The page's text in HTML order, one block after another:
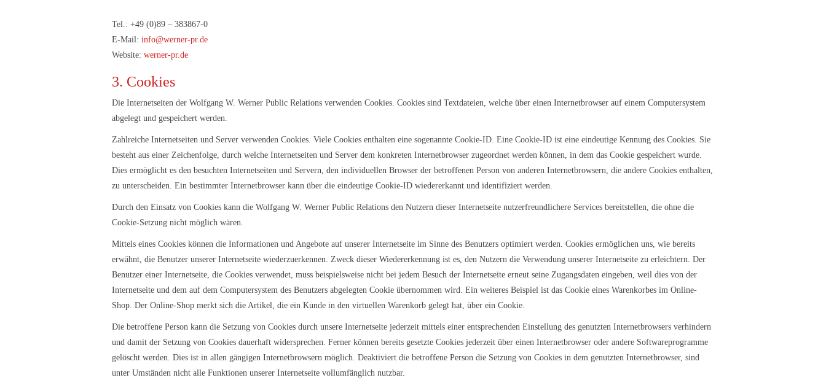
Tel.: +49 (0)89 – 383867-0
E-Mail: info@werner-pr.de
Website: werner-pr.de
3. Cookies
Die Internetseiten der Wolfgang W. Werner Public Relations verwenden Cookies. Cookies sind Textdateien, welche über einen Internetbrowser auf einem Computersystem
abgelegt und gespeichert werden.
Zahlreiche Internetseiten und Server verwenden Cookies. Viele Cookies enthalten eine sogenannte Cookie-ID. Eine Cookie-ID ist eine eindeutige Kennung des Cookies. Sie
besteht aus einer Zeichenfolge, durch welche Internetseiten und Server dem konkreten Internetbrowser zugeordnet werden können, in dem das Cookie gespeichert wurde.
Dies ermöglicht es den besuchten Internetseiten und Servern, den individuellen Browser der betroffenen Person von anderen Internetbrowsern, die andere Cookies enthalten,
zu unterscheiden. Ein bestimmter Internetbrowser kann über die eindeutige Cookie-ID wiedererkannt und identifiziert werden.
Durch den Einsatz von Cookies kann die Wolfgang W. Werner Public Relations den Nutzern dieser Internetseite nutzerfreundlichere Services bereitstellen, die ohne die
Cookie-Setzung nicht möglich wären.
Mittels eines Cookies können die Informationen und Angebote auf unserer Internetseite im Sinne des Benutzers optimiert werden. Cookies ermöglichen uns, wie bereits
erwähnt, die Benutzer unserer Internetseite wiederzuerkennen. Zweck dieser Wiedererkennung ist es, den Nutzern die Verwendung unserer Internetseite zu erleichtern. Der
Benutzer einer Internetseite, die Cookies verwendet, muss beispielsweise nicht bei jedem Besuch der Internetseite erneut seine Zugangsdaten eingeben, weil dies von der
Internetseite und dem auf dem Computersystem des Benutzers abgelegten Cookie übernommen wird. Ein weiteres Beispiel ist das Cookie eines Warenkorbes im Online-
Shop. Der Online-Shop merkt sich die Artikel, die ein Kunde in den virtuellen Warenkorb gelegt hat, über ein Cookie.
Die betroffene Person kann die Setzung von Cookies durch unsere Internetseite jederzeit mittels einer entsprechenden Einstellung des genutzten Internetbrowsers verhindern
und damit der Setzung von Cookies dauerhaft widersprechen. Ferner können bereits gesetzte Cookies jederzeit über einen Internetbrowser oder andere Softwareprogramme
gelöscht werden. Dies ist in allen gängigen Internetbrowsern möglich. Deaktiviert die betroffene Person die Setzung von Cookies in dem genutzten Internetbrowser, sind
unter Umständen nicht alle Funktionen unserer Internetseite vollumfänglich nutzbar.